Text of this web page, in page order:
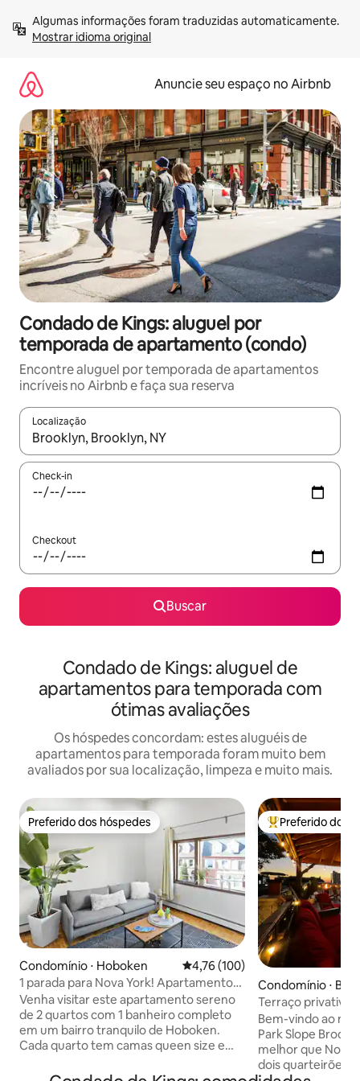
para
Mostrar idioma original
Anuncie seu espaço no Airbnb
Condado de Kings: aluguel por
temporada de apartamento (condo)
Encontre aluguel por temporada de apartamentos
incríveis no Airbnb e faça sua reserva
Localização
Quando os resultados estiverem disponíveis, explore-os
Check-in
Checkout
Buscar
Condado de Kings: aluguel de
apartamentos para temporada com
ótimas avaliações
Os hóspedes concordam: estes aluguéis de
apartamentos para temporada foram muito bem
avaliados por sua localização, limpeza e muito mais.
Preferido dos hóspedes
Preferido dos hóspedes
Condomínio ⋅ Hoboken 4,76 de uma avaliação média de
4,76 (100)
1 parada para Nova York! Apartamento
privativo grande e iluminado de 2
quartos
Venha visitar este apartamento sereno
de 2 quartos com 1 banheiro completo
em um bairro tranquilo de Hoboken.
Cada quarto tem camas queen size e
tetos altos, cozinha iluminada e área de
Entre os
Preferido dos
Condomínio ⋅
Terraço privativo
em Park Slope |
Bem-vindo ao
Park Slope
melhor que Nova
dois quarteirões